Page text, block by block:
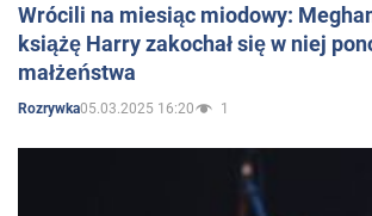
Wrócili na miesiąc miodowy:
książę Harry zakochał się w niej
małżeństwa
Rozrywka05.03.2025 16:20 1